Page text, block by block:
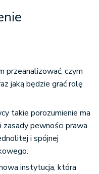
przeanalizować, czym
jaką będzie grać rolę
takie porozumienie ma
zasady pewności prawa
i spójnej
instytucja, która